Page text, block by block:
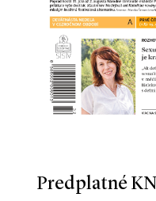
Predplatné KN